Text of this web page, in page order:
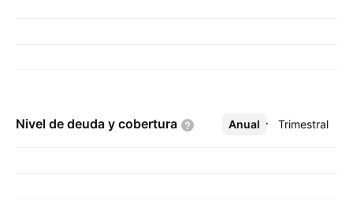
Nivel de deuda y cobertura Anual Trimestral
Más